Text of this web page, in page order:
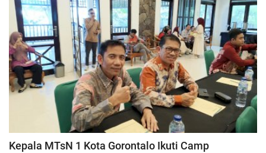
Kepala MTsN 1 Kota Gorontalo Ikuti Camp